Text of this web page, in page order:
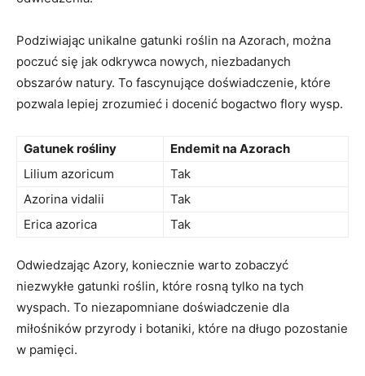
Podziwiając unikalne gatunki roślin na Azorach, można
poczuć się jak odkrywca nowych, niezbadanych
obszarów natury. To fascynujące doświadczenie, które
pozwala lepiej zrozumieć i docenić bogactwo flory wysp.
Gatunek rośliny
Endemit na Azorach
Lilium azoricum
Tak
Azorina vidalii
Tak
Erica azorica
Tak
Odwiedzając Azory, koniecznie warto zobaczyć
niezwykłe gatunki roślin, które rosną tylko na tych
wyspach. To niezapomniane doświadczenie dla
miłośników przyrody i botaniki, które na długo pozostanie
w pamięci.